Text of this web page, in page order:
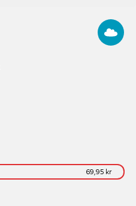
69,95 kr